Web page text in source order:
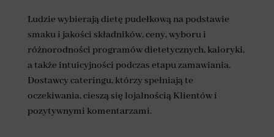
Ludzie wybierają dietę pudełkową na podstawie
smaku i jakości składników, ceny, wyboru i
różnorodności programów dietetycznych, kaloryki,
a także intuicyjności podczas etapu zamawiania.
Dostawcy cateringu, którzy spełniają te
oczekiwania, cieszą się lojalnością Klientów i
pozytywnymi komentarzami.